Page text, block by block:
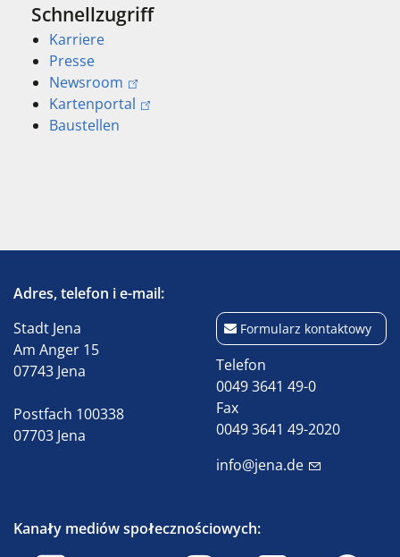
Schnellzugriff
Karriere
Presse
Newsroom
Kartenportal
Baustellen
Adres, telefon i e-mail:
Stadt Jena
Am Anger 15
07743 Jena
Postfach 100338
07703 Jena
Formularz kontaktowy
Telefon
0049 3641 49-0
Fax
0049 3641 49-2020
info@jena.de
Kanały mediów społecznościowych: